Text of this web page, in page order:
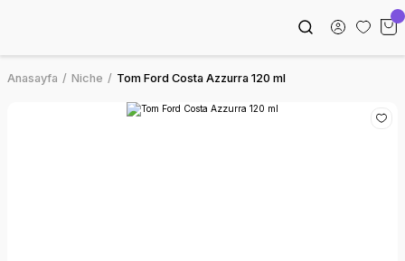
Anasayfa Niche Tom Ford Costa Azzurra 120 ml